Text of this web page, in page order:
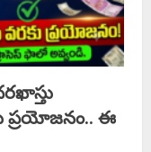
ప్రయోజనం.. ఈ